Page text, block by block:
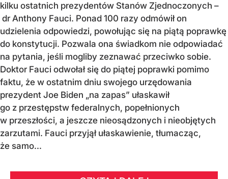
kilku ostatnich prezydentów Stanów Zjednoczonych –
dr Anthony Fauci. Ponad 100 razy odmówił on
udzielenia odpowiedzi, powołując się na piątą poprawkę
do konstytucji. Pozwala ona świadkom nie odpowiadać
na pytania, jeśli mogliby zeznawać przeciwko sobie.
Doktor Fauci odwołał się do piątej poprawki pomimo
faktu, że w ostatnim dniu swojego urzędowania
prezydent Joe Biden „na zapas” ułaskawił
go z przestępstw federalnych, popełnionych
w przeszłości, a jeszcze nieosądzonych i nieobjętych
zarzutami. Fauci przyjął ułaskawienie, tłumacząc,
że samo...